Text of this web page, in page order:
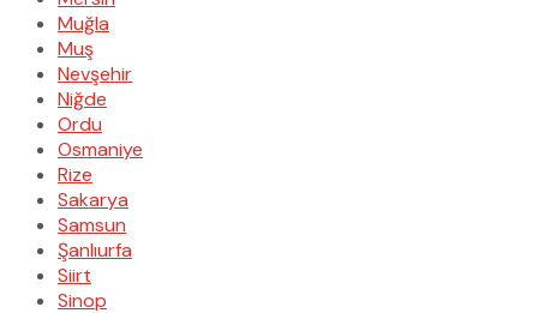
Muğla
Muş
Nevşehir
Niğde
Ordu
Osmaniye
Rize
Sakarya
Samsun
Şanlıurfa
Siirt
Sinop